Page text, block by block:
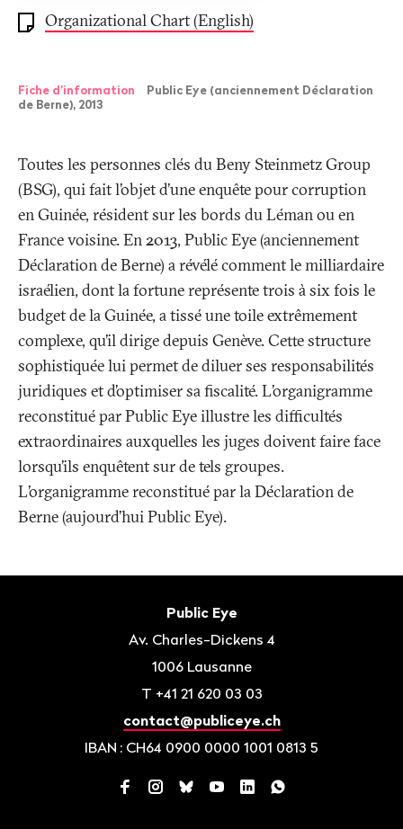
Organizational Chart (English)
Fiche d’information
Public Eye (anciennement Déclaration
de Berne), 2013
Toutes les personnes clés du Beny Steinmetz Group
(BSG), qui fait l’objet d’une enquête pour corruption
en Guinée, résident sur les bords du Léman ou en
France voisine. En 2013, Public Eye (anciennement
Déclaration de Berne) a révélé comment le milliardaire
israélien, dont la fortune représente trois à six fois le
budget de la Guinée, a tissé une toile extrêmement
complexe, qu’il dirige depuis Genève. Cette structure
sophistiquée lui permet de diluer ses responsabilités
juridiques et d’optimiser sa fiscalité. L’organigramme
reconstitué par Public Eye illustre les difficultés
extraordinaires auxquelles les juges doivent faire face
lorsqu’ils enquêtent sur de tels groupes.
L’organigramme reconstitué par la Déclaration de
Berne (aujourd’hui Public Eye).
Public Eye
Av. Charles-Dickens 4
1006 Lausanne
T +41 21 620 03 03
contact@publiceye.ch
IBAN : CH64 0900 0000 1001 0813 5
Facebook
Instagram
BlueskyYouTube
LinkedInWhatsApp